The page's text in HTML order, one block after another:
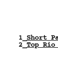
1_Short
2_Top